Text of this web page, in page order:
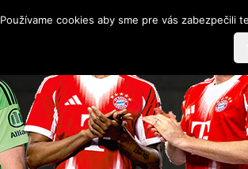
Používame cookies aby sme pre vás zabezpečili